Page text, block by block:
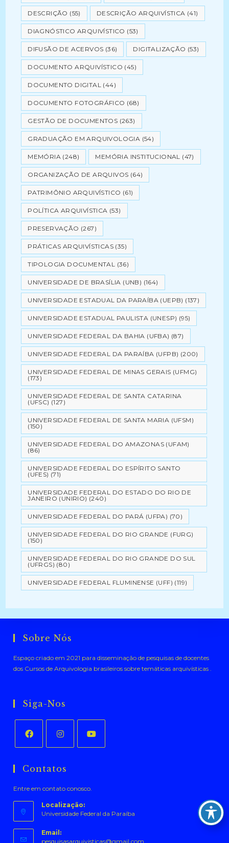
DESCRIÇÃO (55) DESCRIÇÃO ARQUIVÍSTICA (41)
DIAGNÓSTICO ARQUIVÍSTICO (53)
DIFUSÃO DE ACERVOS (36) DIGITALIZAÇÃO (53)
DOCUMENTO ARQUIVÍSTICO (45)
DOCUMENTO DIGITAL (44)
DOCUMENTO FOTOGRÁFICO (68)
GESTÃO DE DOCUMENTOS (263)
GRADUAÇÃO EM ARQUIVOLOGIA (54)
MEMÓRIA (248) MEMÓRIA INSTITUCIONAL (47)
ORGANIZAÇÃO DE ARQUIVOS (64)
PATRIMÔNIO ARQUIVÍSTICO (61)
POLÍTICA ARQUIVÍSTICA (53)
PRESERVAÇÃO (267)
PRÁTICAS ARQUIVÍSTICAS (35)
TIPOLOGIA DOCUMENTAL (36)
UNIVERSIDADE DE BRASÍLIA (UNB) (164)
UNIVERSIDADE ESTADUAL DA PARAÍBA (UEPB) (137)
UNIVERSIDADE ESTADUAL PAULISTA (UNESP) (95)
UNIVERSIDADE FEDERAL DA BAHIA (UFBA) (87)
UNIVERSIDADE FEDERAL DA PARAÍBA (UFPB) (200)
UNIVERSIDADE FEDERAL DE MINAS GERAIS (UFMG)
(173)
UNIVERSIDADE FEDERAL DE SANTA CATARINA
(UFSC) (127)
UNIVERSIDADE FEDERAL DE SANTA MARIA (UFSM)
(150)
UNIVERSIDADE FEDERAL DO AMAZONAS (UFAM)
(86)
UNIVERSIDADE FEDERAL DO ESPÍRITO SANTO
(UFES) (71)
UNIVERSIDADE FEDERAL DO ESTADO DO RIO DE
JANEIRO (UNIRIO) (240)
UNIVERSIDADE FEDERAL DO PARÁ (UFPA) (70)
UNIVERSIDADE FEDERAL DO RIO GRANDE (FURG)
(150)
UNIVERSIDADE FEDERAL DO RIO GRANDE DO SUL
(UFRGS) (80)
UNIVERSIDADE FEDERAL FLUMINENSE (UFF) (119)
Sobre Nós
Espaço criado em 2021 para disseminação de pesquisas de docentes
dos Cursos de Arquivologia brasileiros sobre temáticas arquivísticas .
Siga-Nos
em
nova
aba
em
nova
aba
nova
aba
Contatos
Entre em contato conosco.
Localização:
Universidade Federal da Paraíba
Email:
pesquisasarquivisticas@gmail.com